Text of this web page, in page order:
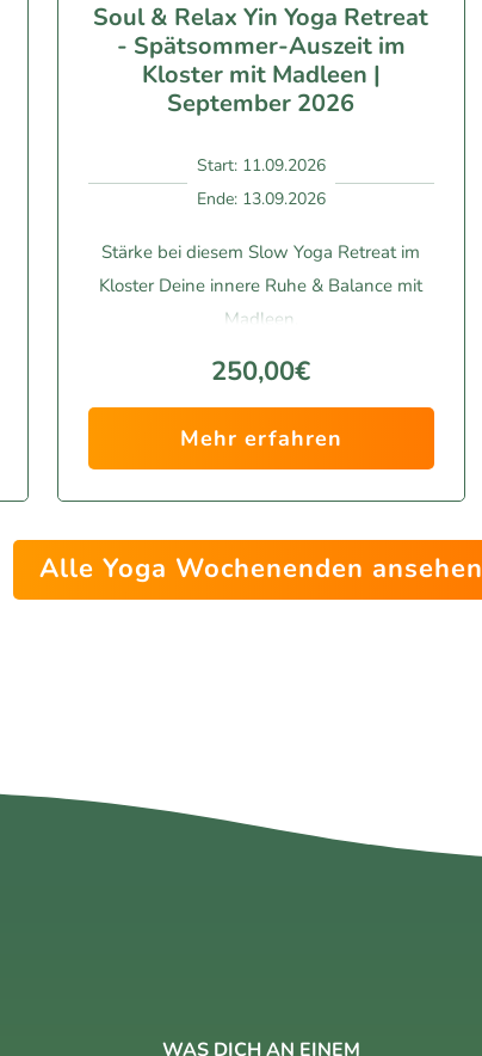
Soul & Relax Yin Yoga Retreat
- Spätsommer-Auszeit im
Kloster mit Madleen |
September 2026
Start: 11.09.2026
Ende: 13.09.2026
Stärke bei diesem Slow Yoga Retreat im
Kloster Deine innere Ruhe & Balance mit
Madleen.
250,00€
Mehr erfahren
Alle Yoga Wochenenden ansehen
WAS DICH AN EINEM